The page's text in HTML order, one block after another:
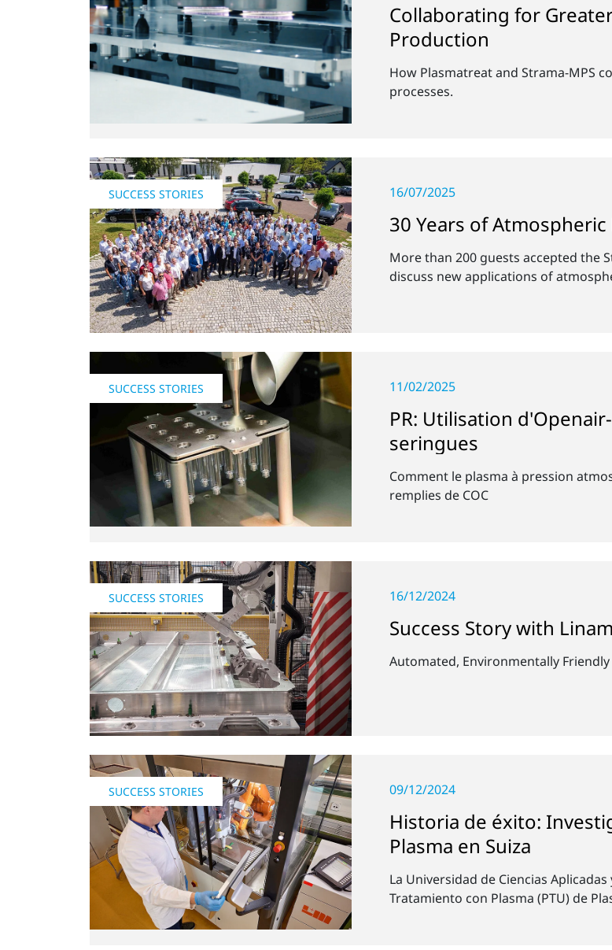
Collaborating for
Production
How Plasmatreat and Strama-MPS
processes.
SUCCESS STORIES 16/07/2025
30 Years of
More than 200 guests accepted the
discuss new applications of
SUCCESS STORIES 11/02/2025
PR: Utilisation
seringues
Comment le plasma à pression
remplies de COC
SUCCESS STORIES 16/12/2024
Success Story with
Automated, Environmentally
SUCCESS STORIES 09/12/2024
Historia de éxito:
Plasma en Suiza
La Universidad de Ciencias
Tratamiento con Plasma (PTU) de